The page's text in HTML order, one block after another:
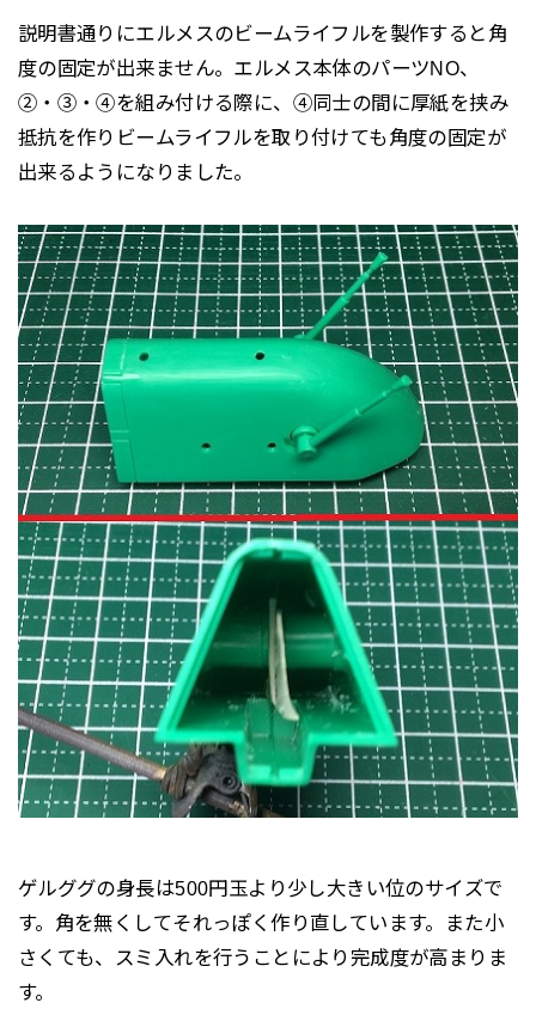
説明書通りにエルメスのビームライフルを製作すると角
度の固定が出来ません。エルメス本体のパーツNO、
②・③・④を組み付ける際に、④同士の間に厚紙を挟み
抵抗を作りビームライフルを取り付けても角度の固定が
出来るようになりました。
ゲルググの身長は500円玉より少し大きい位のサイズで
す。角を無くしてそれっぽく作り直しています。また小
さくても、スミ入れを行うことにより完成度が高まりま
す。